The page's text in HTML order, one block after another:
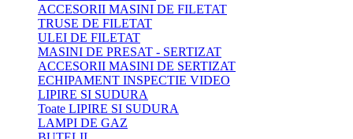
ACCESORII MASINI DE FILETAT
TRUSE DE FILETAT
ULEI DE FILETAT
MASINI DE PRESAT - SERTIZAT
ACCESORII MASINI DE SERTIZAT
ECHIPAMENT INSPECTIE VIDEO
LIPIRE SI SUDURA
Toate LIPIRE SI SUDURA
LAMPI DE GAZ